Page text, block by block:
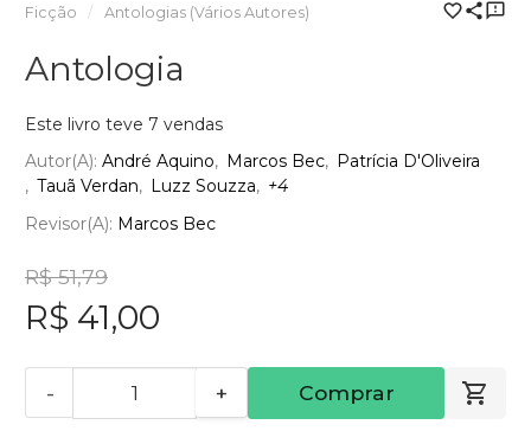
Ficção Antologias (Vários Autores)
Antologia
Este livro teve 7 vendas
Autor(a): André Aquino Marcos Bec
Patrícia D'Oliveira
Tauã Verdan
Luzz Souzza
+4
Revisor(a): Marcos Bec
R$ 51,79
R$ 41,00
- + Comprar